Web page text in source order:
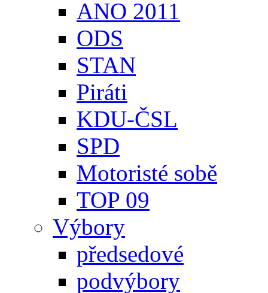
ANO 2011
ODS
STAN
Piráti
KDU-ČSL
SPD
Motoristé sobě
TOP 09
Výbory
předsedové
podvýbory